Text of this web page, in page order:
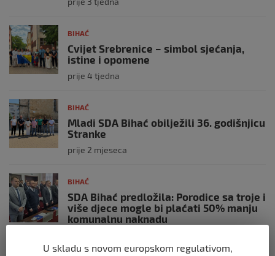
BIHAĆ
Cvijet Srebrenice – simbol sjećanja,
istine i opomene
prije 4 tjedna
BIHAĆ
Mladi SDA Bihać obilježili 36. godišnjicu
Stranke
prije 2 mjeseca
BIHAĆ
SDA Bihać predložila: Porodice sa troje i
više djece mogle bi plaćati 50% manju
komunalnu naknadu
U skladu s novom europskom regulativom,